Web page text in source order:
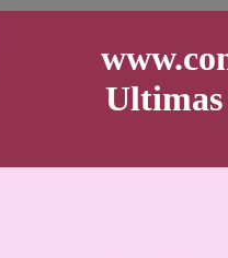
Ultimas